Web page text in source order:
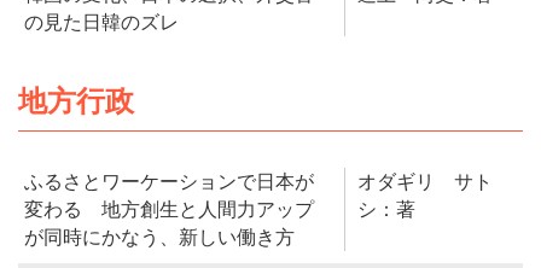
の見た日韓のズレ
地方行政
ふるさとワーケーションで日本が
変わる 地方創生と人間力アップ
が同時にかなう、新しい働き方
オダギリ サト
シ：著